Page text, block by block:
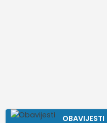
OBAVIJESTI